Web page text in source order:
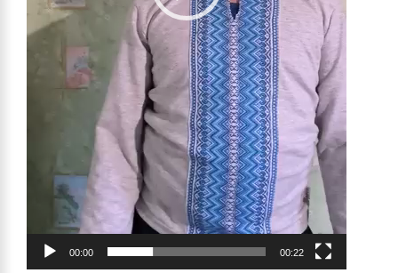
00:00 00:22